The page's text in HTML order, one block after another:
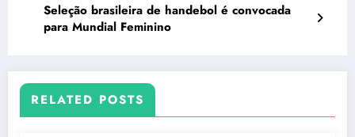
Seleção brasileira de handebol é convocada
para Mundial Feminino
RELATED POSTS